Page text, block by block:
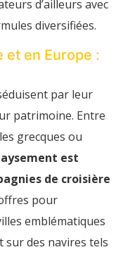
d’ailleurs avec
diversifiées.
en Europe :
par leur
patrimoine. Entre
grecques ou
est
de croisière
pour
emblématiques
sur des navires tels